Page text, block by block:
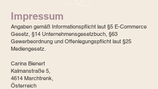
Impressum
Angaben gemäß Informationspflicht laut §5 E-Commerce
Gesetz, §14 Unternehmensgesetzbuch, §63
Gewerbeordnung und Offenlegungspflicht laut §25
Mediengesetz.
Carina Bienert
Kalmanstraße 5,
4614 Marchtrenk,
Österreich